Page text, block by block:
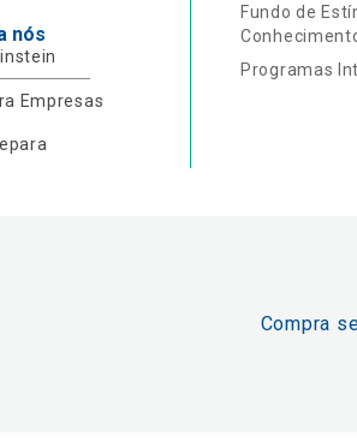
nós
Empresas
Fundo de
Programas
Compra